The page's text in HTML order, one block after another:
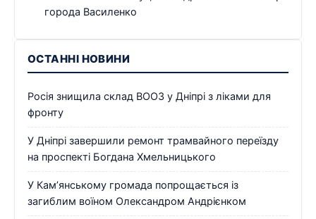
города Василенко
ОСТАННІ НОВИНИ
Росія знищила склад ВООЗ у Дніпрі з ліками для
фронту
У Дніпрі завершили ремонт трамвайного переїзду
на проспекті Богдана Хмельницького
У Кам’янському громада попрощається із
загиблим воїном Олександром Андрієнком